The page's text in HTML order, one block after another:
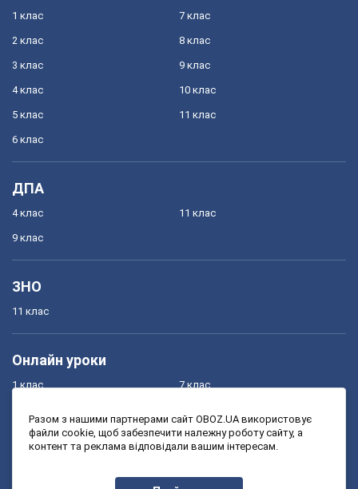
1 клас
2 клас
3 клас
4 клас
5 клас
6 клас
7 клас
8 клас
9 клас
10 клас
11 клас
ДПА
4 клас
9 клас
11 клас
ЗНО
11 клас
Онлайн уроки
1 клас
3 клас
7 клас
9 клас
Разом з нашими партнерами сайт OBOZ.UA використовує
файли cookie, щоб забезпечити належну роботу сайту, а
контент та реклама відповідали вашим інтересам.